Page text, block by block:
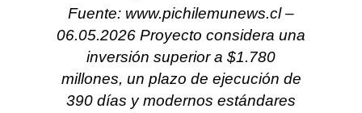
Fuente: www.pichilemunews.cl –
06.05.2026 Proyecto considera una
inversión superior a $1.780
millones, un plazo de ejecución de
390 días y modernos estándares